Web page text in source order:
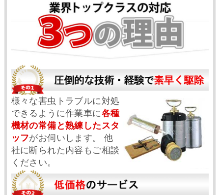
様々な害虫トラブルに対処
できるように作業車に各種
機材の常備と熟練したスタ
ッフがお伺いします。 他
社に断られた内容もご相談
ください。